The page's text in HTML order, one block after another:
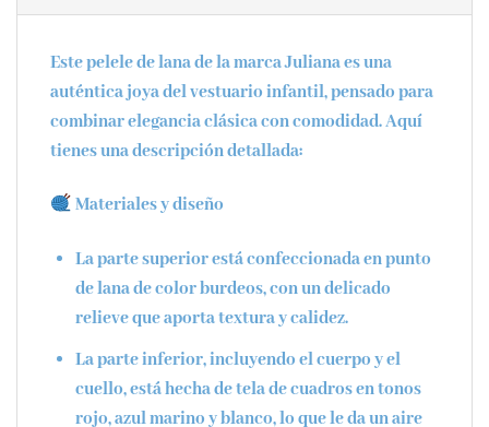
Este pelele de lana de la marca Juliana es una
auténtica joya del vestuario infantil, pensado para
combinar elegancia clásica con comodidad. Aquí
tienes una descripción detallada:
Materiales y diseño
La parte superior está confeccionada en punto
de lana de color burdeos, con un delicado
relieve que aporta textura y calidez.
La parte inferior, incluyendo el cuerpo y el
cuello, está hecha de tela de cuadros en tonos
rojo, azul marino y blanco, lo que le da un aire